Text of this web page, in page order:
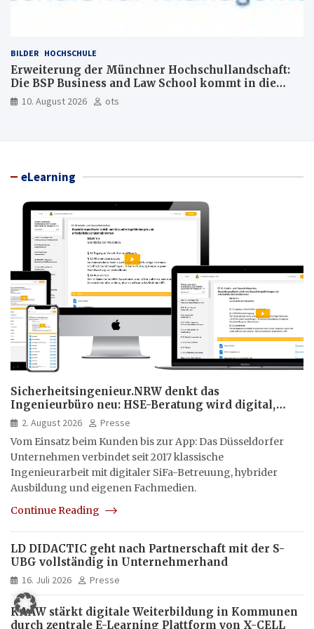
BILDER HOCHSCHULE
Erweiterung der Münchner Hochschullandschaft:
Die BSP Business and Law School kommt in die
Maxvorstadt
10. August 2026 ots
eLearning
Sicherheitsingenieur.NRW denkt das
Ingenieurbüro neu: HSE-Beratung wird digital,
hybrid und multimedial
2. August 2026
Presse
Vom Einsatz beim Kunden bis zur App: Das Düsseldorfer
Unternehmen verbindet seit 2017 klassische
Ingenieurarbeit mit digitaler SiFa-Betreuung, hybrider
Ausbildung und eigenen Fachmedien.
Continue Reading
LD DIDACTIC geht nach Partnerschaft mit der S-
UBG vollständig in Unternehmerhand
16. Juli 2026 Presse
KAAW stärkt digitale Weiterbildung in Kommunen
durch zentrale E-Learning Plattform von X-CELL